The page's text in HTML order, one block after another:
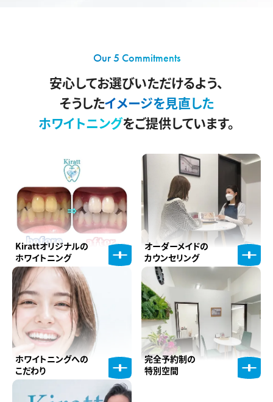
Our 5 Commitments
安心してお選びいただけるよう、
そうしたイメージを見直した
ホワイトニングをご提供しています。
Kirattオリジナルの
ホワイトニング
オーダーメイドの
カウンセリング
ホワイトニングへの
こだわり
完全予約制の
特別空間